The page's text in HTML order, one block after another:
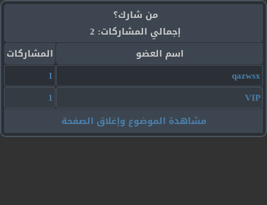
من شارك؟
إجمالي المشاركات: 2
اسم العضو
المشاركات
qazwsx
1
VIP
1
مشاهدة الموضوع وإغلاق الصفحة